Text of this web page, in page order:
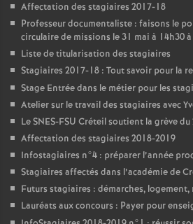
Affectation des stagiaires 2017-18
Professeur documentaliste : faisons le
circulaire de missions le 31 mai à 14h30
Liste de titularisation des stagiaires
Stagiaires 2017-18 : Tout savoir pour la
Stage Entrée dans le métier pour les
Atelier sur le travail des stagiaires avec
LeSNES-FSU Créteil soutient la grève du
Affectation des stagiaires 2018-2019
Infostagiaires n°4 : préparer l’année
Stagiaires affectés dans l’académie de
Futurs stagiaires : démarches,
Lauréats aux concours : Payer pour